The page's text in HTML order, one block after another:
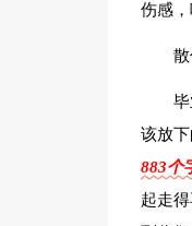
伤感，
该放
883
起走